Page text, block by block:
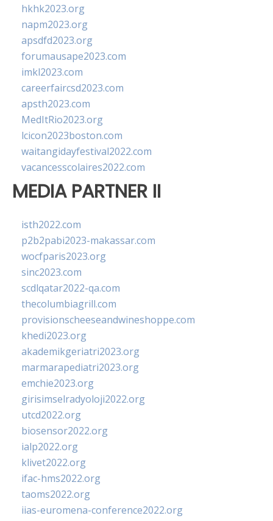
hkhk2023.org
napm2023.org
apsdfd2023.org
forumausape2023.com
imkl2023.com
careerfaircsd2023.com
apsth2023.com
MedItRio2023.org
lcicon2023boston.com
waitangidayfestival2022.com
vacancesscolaires2022.com
MEDIA PARTNER II
isth2022.com
p2b2pabi2023-makassar.com
wocfparis2023.org
sinc2023.com
scdlqatar2022-qa.com
thecolumbiagrill.com
provisionscheeseandwineshoppe.com
khedi2023.org
akademikgeriatri2023.org
marmarapediatri2023.org
emchie2023.org
girisimselradyoloji2022.org
utcd2022.org
biosensor2022.org
ialp2022.org
klivet2022.org
ifac-hms2022.org
taoms2022.org
iias-euromena-conference2022.org